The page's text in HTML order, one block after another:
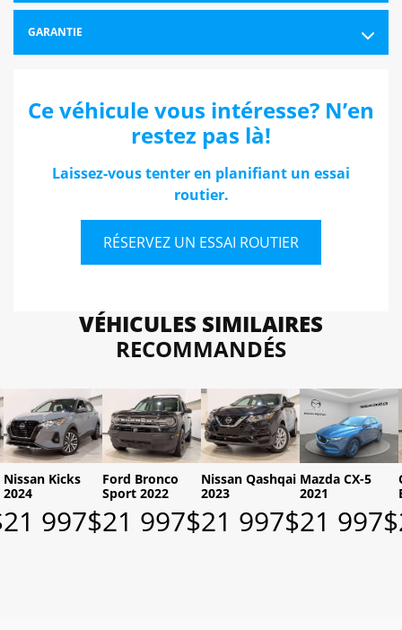
GARANTIE
Ce véhicule vous intéresse? N’en
restez pas là!
Laissez-vous tenter en planifiant un essai
routier.
RÉSERVEZ UN ESSAI ROUTIER
VÉHICULES SIMILAIRES
RECOMMANDÉS
Nissan Kicks
2024
21 997$
Ford Bronco
Sport 2022
21 997$
Nissan Qashqai
2023
21 997$
Mazda CX-5
2021
21 997$